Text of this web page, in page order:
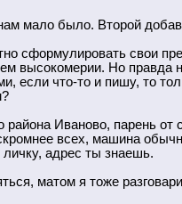
мало было. Второй
сформулировать свои
высокомерии. Но правда
если что-то и пишу, то
района Иваново, парень
всех, машина
адрес ты знаешь.
матом я тоже